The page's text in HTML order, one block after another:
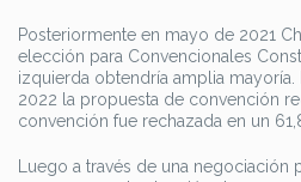
Posteriormente en mayo de 2021
elección para Convencionales
izquierda obtendría amplia
2022 la propuesta de convención
convención fue rechazada en un
Luego a través de una negociación